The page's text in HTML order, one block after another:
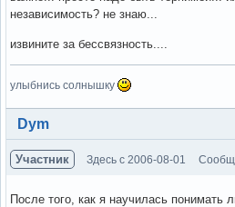
независимость? не знаю...
извините за бессвязность....
улыбнись солнышку
Вне форума
Dym
Участник Здесь с 2006-08-01
После того, как я научилась понимать